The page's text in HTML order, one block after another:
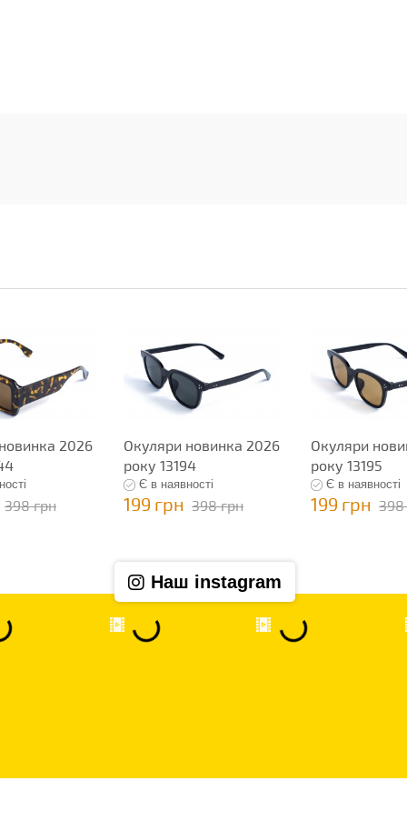
2026
398 грн
Окуляри новинка 2026
року 13194
Є в наявності
199 грн 398 грн
Окуляри
року 13195
Є в наявності
199 грн 398
Наш instagram